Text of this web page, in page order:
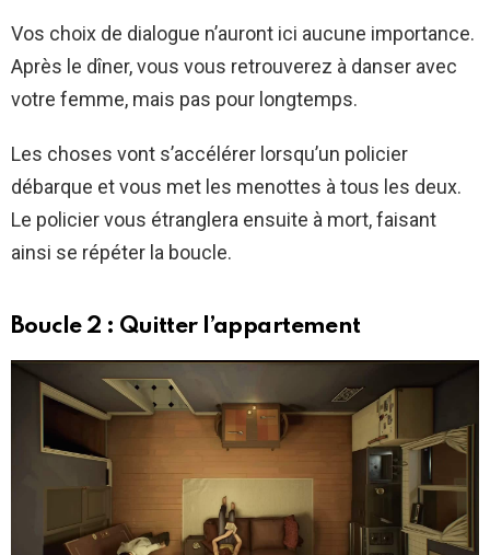
Vos choix de dialogue n’auront ici aucune importance.
Après le dîner, vous vous retrouverez à danser avec
votre femme, mais pas pour longtemps.
Les choses vont s’accélérer lorsqu’un policier
débarque et vous met les menottes à tous les deux.
Le policier vous étranglera ensuite à mort, faisant
ainsi se répéter la boucle.
Boucle 2 : Quitter l’appartement